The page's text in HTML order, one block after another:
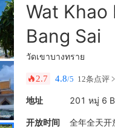
Wat
Bang Sai
วัดเขาบางทราย
󰺂 2.7 4.8/5 12条点评
地址
开放时间 全年全天开